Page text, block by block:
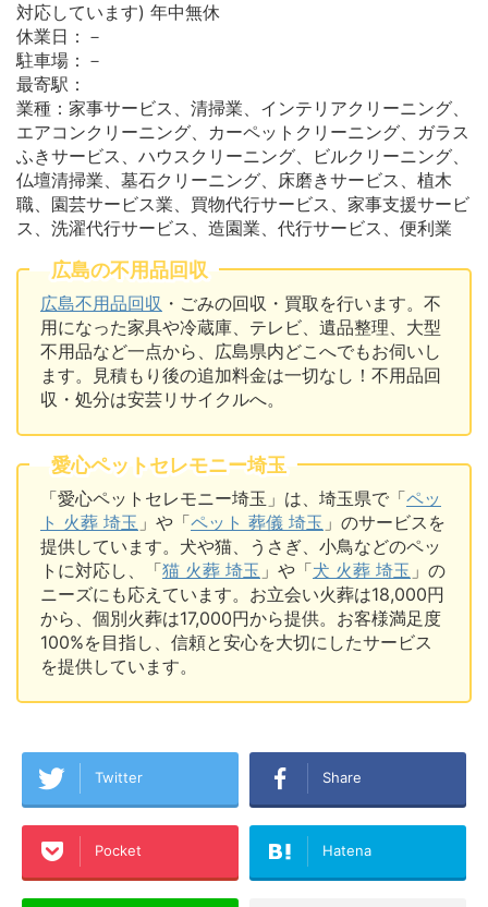
対応しています) 年中無休
休業日：－
駐車場：－
最寄駅：
業種：家事サービス、清掃業、インテリアクリーニング、
エアコンクリーニング、カーペットクリーニング、ガラス
ふきサービス、ハウスクリーニング、ビルクリーニング、
仏壇清掃業、墓石クリーニング、床磨きサービス、植木
職、園芸サービス業、買物代行サービス、家事支援サービ
ス、洗濯代行サービス、造園業、代行サービス、便利業
広島の不用品回収
広島不用品回収 ・ごみの回収・買取を行います。不
用になった家具や冷蔵庫、テレビ、遺品整理、大型
不用品など一点から、広島県内どこへでもお伺いし
ます。見積もり後の追加料金は一切なし！不用品回
収・処分は安芸リサイクルへ。
愛心ペットセレモニー埼玉
「愛心ペットセレモニー埼玉」は、埼玉県で「ペッ
ト 火葬 埼玉 」や「ペット 葬儀 埼玉 」のサービスを
提供しています。犬や猫、うさぎ、小鳥などのペッ
トに対応し、「猫 火葬 埼玉 」や「犬 火葬 埼玉 」の
ニーズにも応えています。お立会い火葬は18,000円
から、個別火葬は17,000円から提供。お客様満足度
100%を目指し、信頼と安心を大切にしたサービス
を提供しています。
Twitter Share
Pocket Hatena